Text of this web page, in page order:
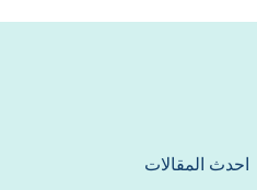
احدث المقالات